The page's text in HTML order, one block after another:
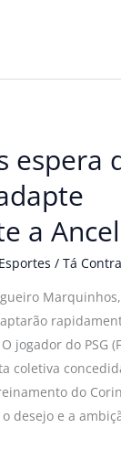
espera
a
Esportes / Tá
jogador do PSG
coletiva
do
desejo e a